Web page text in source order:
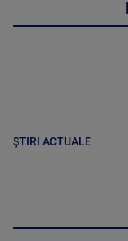
ȘTIRI ACTUALE